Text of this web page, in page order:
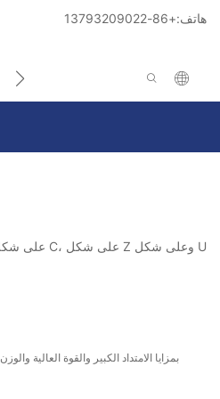
هاتف:+86-13793209022